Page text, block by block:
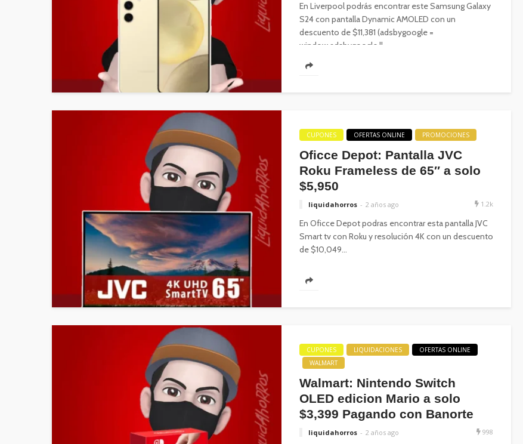
En Liverpool podrás encontrar este Samsung Galaxy
S24 con pantalla Dynamic AMOLED con un
descuento de $11,381 (adsbygoogle =
window.adsbygoogle ||...
CUPONES OFERTAS ONLINE PROMOCIONES
Oficce Depot: Pantalla JVC
Roku Frameless de 65″ a solo
$5,950
liquidahorros 2 años ago 1.2k
En Oficce Depot podras encontrar esta pantalla JVC
Smart tv con Roku y resolución 4K con un descuento
de $10,049...
CUPONES LIQUIDACIONES
OFERTAS ONLINE
WALMART
Walmart: Nintendo Switch
OLED edicion Mario a solo
$3,399 Pagando con Banorte
liquidahorros 2 años ago 998